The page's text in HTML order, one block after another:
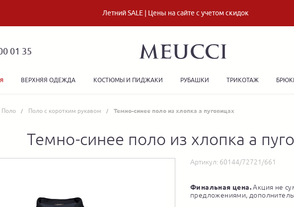
Летний SALE | Цены на сайте с учетом скидок
01 35
ВЕРХНЯЯ ОДЕЖДА КОСТЮМЫ И ПИДЖАКИ РУБАШКИ ТРИКОТАЖ
Поло Поло с коротким рукавом Темно-синее поло из хлопка а пуговицах
Темно-синее поло из хлопка а
Артикул: 60144/72721/661
Финальная цена.Акция не
предложениями,